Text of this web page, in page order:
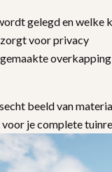
gelegd en welke
voor privacy
gemaakte
beeld van
je complete